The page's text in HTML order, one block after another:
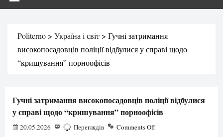
Politerno > Україна і світ > Гучні затримання
високопосадовців поліції відбулися у справі щодо
“кришування” порноофісів
Гучні затримання високопосадовців поліції відбулися
у справі щодо “кришування” порноофісів
20.05.2026 516 Переглядів Comments Off